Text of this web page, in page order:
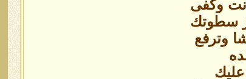
وكفى
سطوتك
وترفع
عليك